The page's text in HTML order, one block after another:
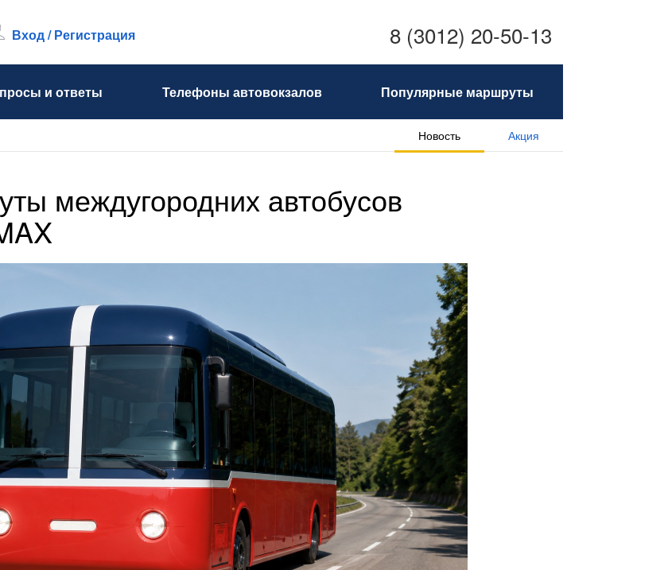
и ответы Телефоны автовокзалов Популярные маршруты
8 (3012) 20-50-13
Вход / Регистрация
Новость Акция
междугородних автобусов